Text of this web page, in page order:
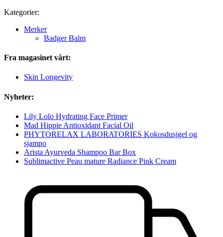
Kategorier:
Merker
Badger Balm
Fra magasinet vårt:
Skin Longevity
Nyheter:
Lily Lolo Hydrating Face Primer
Mad Hippie Antioxidant Facial Oil
PHYTORELAX LABORATORIES Kokosdusjgel og
sjampo
Arista Ayurveda Shampoo Bar Box
Sublimactive Peau mature Radiance Pink Cream